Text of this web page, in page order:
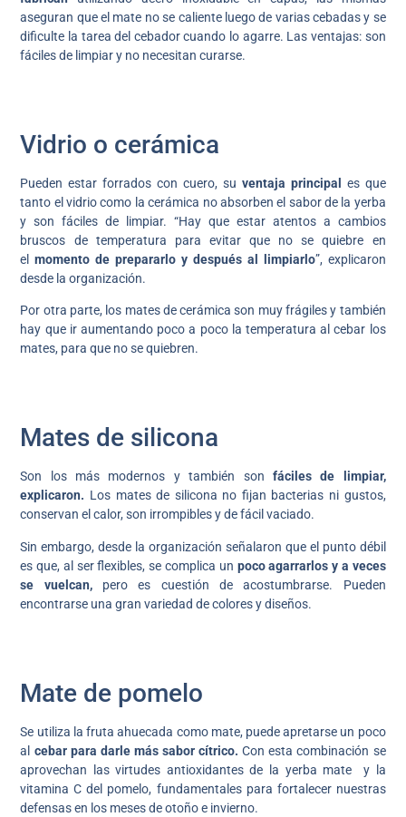
aseguran que el mate no se caliente luego de varias cebadas y se
dificulte la tarea del cebador cuando lo agarre. Las ventajas: son
fáciles de limpiar y no necesitan curarse.
Vidrio o cerámica
Pueden estar forrados con cuero, su ventaja principal
es que
tanto el vidrio como la cerámica no absorben el sabor de la yerba
y son fáciles de limpiar. “Hay que estar atentos a cambios
bruscos de temperatura para evitar que no se quiebre en
elmomento de prepararlo y después al limpiarlo”, explicaron
desde la organización.
Por otra parte, los mates de cerámica son muy frágiles y también
hay que ir aumentando poco a poco la temperatura al cebar los
mates, para que no se quiebren.
Mates de silicona
Son los más modernos y también son fáciles de limpiar,
explicaron. Los mates de silicona no fijan bacterias ni gustos,
conservan el calor, son irrompibles y de fácil vaciado.
Sin embargo, desde la organización señalaron que el punto débil
es que, al ser flexibles, se complica un poco agarrarlos y a veces
se vuelcan,pero es cuestión de acostumbrarse. Pueden
encontrarse una gran variedad de colores y diseños.
Mate de pomelo
Se utiliza la fruta ahuecada como mate, puede apretarse un poco
al cebar para darle más sabor cítrico. Con esta combinación se
aprovechan las virtudes antioxidantes de la yerba mate ‪‬ y la
vitamina C del pomelo, fundamentales para fortalecer nuestras
defensas en los meses de otoño e invierno.